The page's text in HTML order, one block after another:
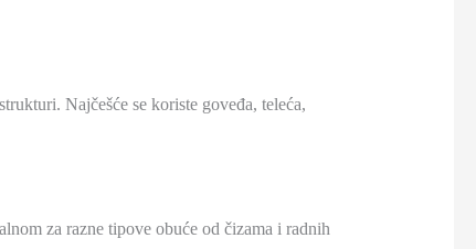
Najčešće se koriste goveđa, teleća,
za razne tipove obuće od čizama i radnih